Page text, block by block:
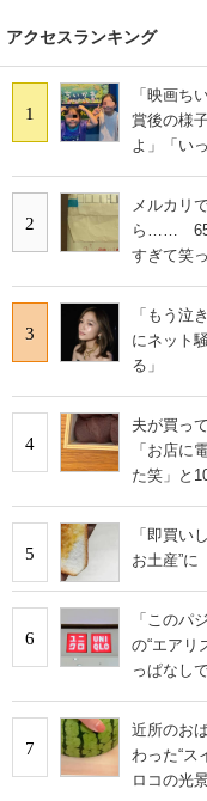
アクセスランキング
1
「映画ち
賞後の様
よ」「い
2
メルカリ
ら…… 650
すぎて笑
3
「もう泣
にネット
る」
4
夫が買っ
「お店に
た笑」と
5
「即買い
お土産”に
6
「このパ
の“エア
っぱなし
7
近所のお
わった“
ロコの光